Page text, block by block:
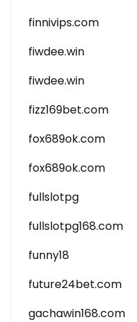
finnivips.com
fiwdee.win
fiwdee.win
fizz169bet.com
fox689ok.com
fox689ok.com
fullslotpg
fullslotpg168.com
funny18
future24bet.com
gachawin168.com